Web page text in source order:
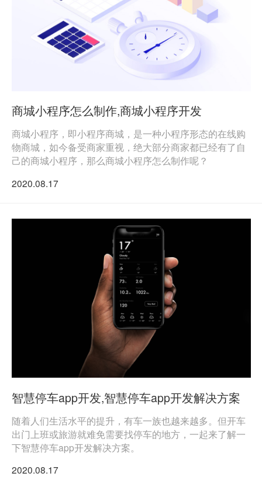
商城小程序怎么制作,商城小程序开发
商城小程序，即小程序商城，是一种小程序形态的在线购
物商城，如今备受商家重视，绝大部分商家都已经有了自
己的商城小程序，那么商城小程序怎么制作呢？
2020.08.17
智慧停车app开发,智慧停车app开发解决方案
随着人们生活水平的提升，有车一族也越来越多。但开车
出门上班或旅游就难免需要找停车的地方，一起来了解一
下智慧停车app开发解决方案。
2020.08.17